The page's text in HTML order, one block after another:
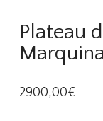
Plateau
Marquina
2900,00€